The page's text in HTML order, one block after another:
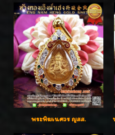
พระพิฆเนศวร ญสส.